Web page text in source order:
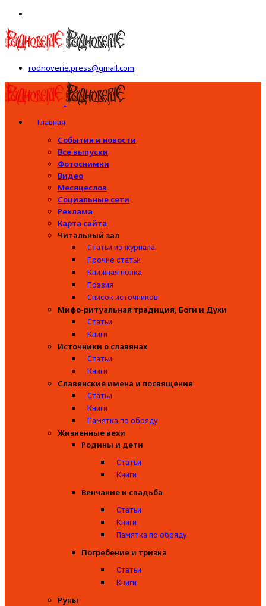
rodnoverie.press@gmail.com
Главная
События и новости
Все выпуски
Фотоснимки
Видео
Месяцеслов
Социальные сети
Реклама
Карта сайта
Читальный зал
Статьи из журнала
Прочие статьи
Книжная полка
Поэзия
Список источников
Мифо-ритуальная традиция, Боги и Духи
Статьи
Книги
Источники о славянах
Статьи
Книги
Славянские имена и посвящения
Статьи
Книги
Памятка по обряду
Жизненные вехи
Родины и дети
Статьи
Книги
Венчание и свадьба
Статьи
Книги
Памятка по обряду
Погребение и тризна
Статьи
Книги
Руны